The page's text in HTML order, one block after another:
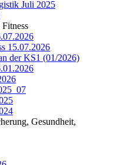
Juli 2025
15.07.2026
der KS1 (01/2026)
Gesundheit,